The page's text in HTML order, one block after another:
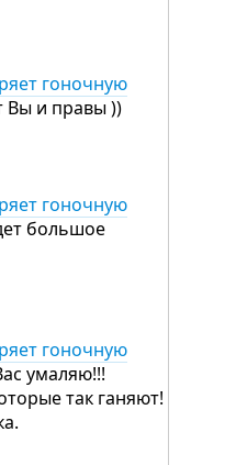
гоночную
Вы и правы ))
гоночную
большое
гоночную
умаляю!!!
так ганяют!